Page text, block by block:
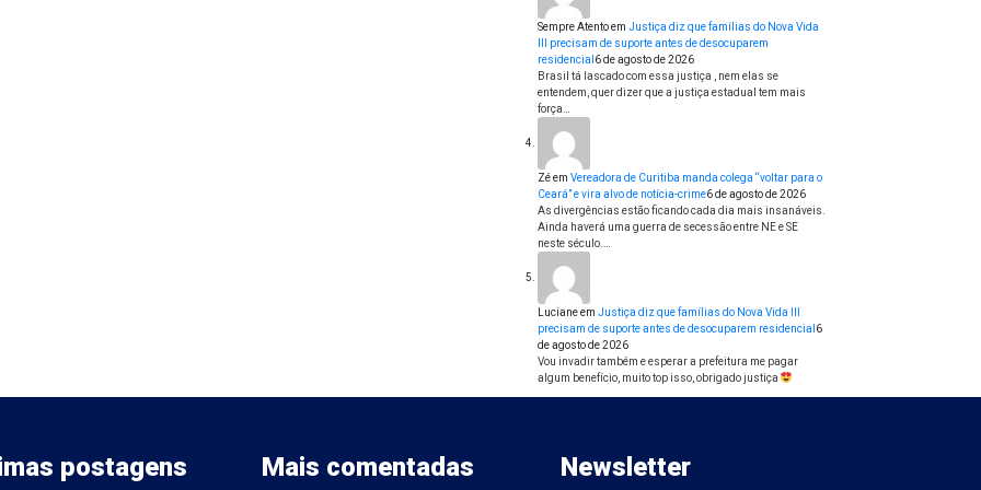
Sempre Atentoem Justiça diz que famílias do Nova Vida
III precisam de suporte antes de desocuparem
residencial 6 de agosto de 2026
Brasil tá lascado com essa justiça , nem elas se
entendem, quer dizer que a justiça estadual tem mais
força…
Zéem Vereadora de Curitiba manda colega “voltar para o
Ceará” e vira alvo de notícia-crime6 de agosto de 2026
As divergências estão ficando cada dia mais insanáveis.
Ainda haverá uma guerra de secessão entre NE e SE
neste século.…
Lucianeem Justiça diz que famílias do Nova Vida III
precisam de suporte antes de desocuparem residencial 6
de agosto de 2026
Vou invadir também e esperar a prefeitura me pagar
algum benefício, muito top isso, obrigado justiça
postagens Mais comentadas Newsletter